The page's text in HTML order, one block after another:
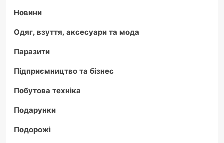
Новини
Одяг, взуття, аксесуари та мода
Паразити
Підприємництво та бізнес
Побутова техніка
Подарунки
Подорожі